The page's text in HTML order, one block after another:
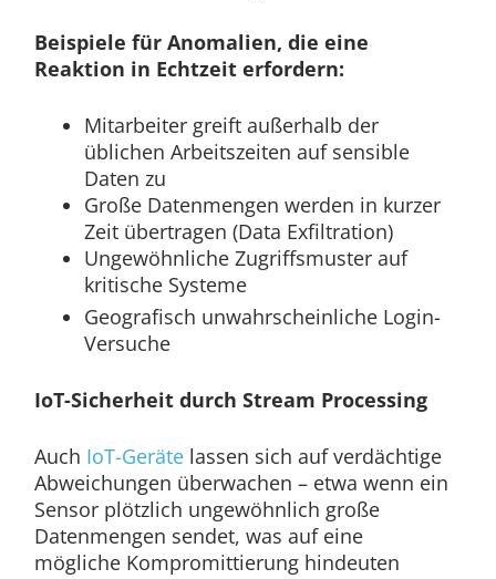
Beispiele für Anomalien, die eine
Reaktion in Echtzeit erfordern:
Mitarbeiter greift außerhalb der
üblichen Arbeitszeiten auf sensible
Daten zu
Große Datenmengen werden in kurzer
Zeit übertragen (Data Exfiltration)
Ungewöhnliche Zugriffsmuster auf
kritische Systeme
Geografisch unwahrscheinliche Login-
Versuche
IoT-Sicherheit durch Stream Processing
Auch IoT-Gerätelassen sich auf verdächtige
Abweichungen überwachen – etwa wenn ein
Sensor plötzlich ungewöhnlich große
Datenmengen sendet, was auf eine
mögliche Kompromittierung hindeuten